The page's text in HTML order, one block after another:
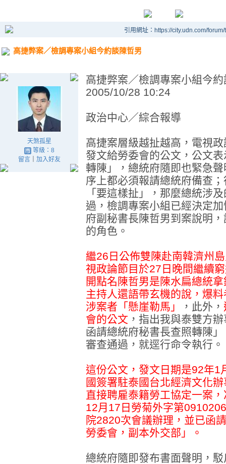
引用網址：https://city.udn.com/
高捷弊案／檢調專案小組今約談陳哲男
天煞孤星
等級：8
留言｜ 加入好友
高捷弊案／檢調專案小組今
2005/10/28 10:24
政治中心／綜合報導
高捷案層級越扯越高，電視
發文給勞委會的公文，公文
轉陳」，總統府隨即也緊急
序上都必須報請總統府備查
「要這樣扯」，那麼總統涉
過，檢調專案小組已經決定
府副秘書長陳哲男到案說明
的角色。
繼26日公佈雙陳赴南韓濟州
視政論節目於27日晚間繼續
開點名陳哲男是陳水扁總統
主持人還語帶玄機的說，爆
涉案者「懸崖勒馬」
，此外，
會的公文 ，指出我與泰雙方
函請總統府秘書長查照轉陳
審查通過，就逕行命令執行。
這份公文，發文日期是92年1
國簽署駐泰國台北經濟文化
直接聘雇泰籍勞工協定一案
12月17日勞菊外字第
院2820次會議辦理，並已函
勞委會，副本外交部」。
總統府隨即發布書面聲明，